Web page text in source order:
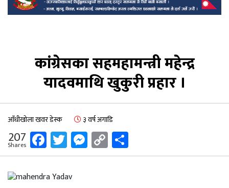
कांग्रेसका सहमहामन्त्री महेन्द्र
यादवमाथि खुकुरी प्रहार ।
आँधीखोला खवर डेस्क ३ वर्ष अगाडि
207
Shares Facebook
Twitter
Messenger
Copy
Link